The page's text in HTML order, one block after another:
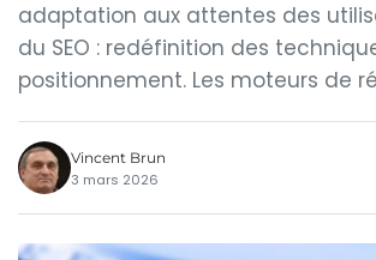
adaptation aux attentes des
du SEO : redéfinition des
positionnement. Les moteurs de
Vincent Brun
3 mars 2026